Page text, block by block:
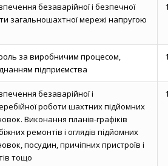
безаварійної і безпечної
загальношахтної мережі напругою
за виробничим процесом,
підприємства
безаварійної і
роботи шахтних підйомних
Виконання планів-графіків
ремонтів і оглядів підйомних
посудин, причіпних пристроїв і
тощо